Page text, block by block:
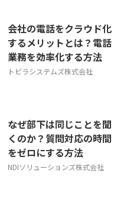
会社の電話をクラウド化
するメリットとは？電話
業務を効率化する方法
トビラシステムズ株式会社
なぜ部下は同じことを聞
くのか？質問対応の時間
をゼロにする方法
NDIソリューションズ株式会社